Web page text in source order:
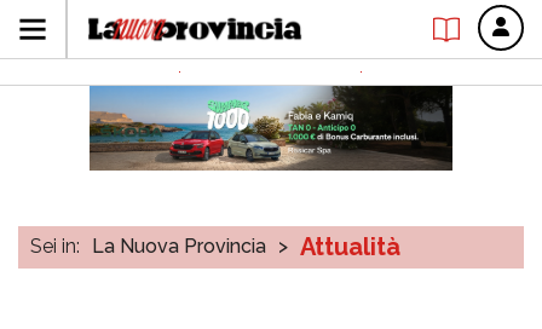
Sei in: La Nuova Provincia > Attualità